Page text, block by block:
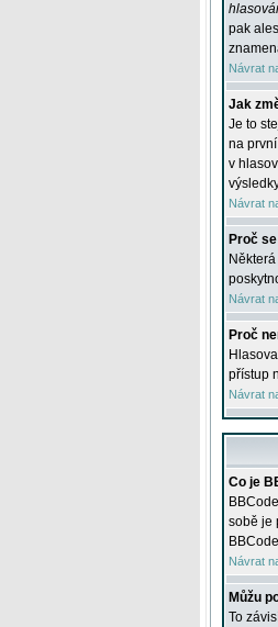
pak
Návrat
Jak
Je to
na
v
Návrat
Proč
Návrat
Proč
přístup
Návrat
Co je
sobě je
Návrat
Můžu
To